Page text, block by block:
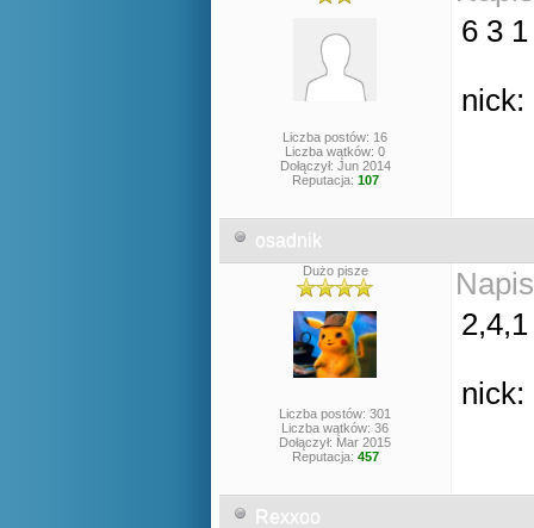
Liczba postów: 16
Liczba wątków: 0
Dołączył: Jun 2014
Reputacja: 107
6 3 1
nick:
osadnik
Dużo pisze
Liczba postów: 301
Liczba wątków: 36
Dołączył: Mar 2015
Reputacja: 457
2,4,1
nick:
Rexxoo